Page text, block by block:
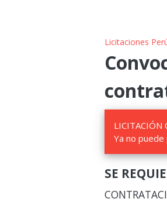
Licitaciones
LICITACIÓN
Ya no
SE